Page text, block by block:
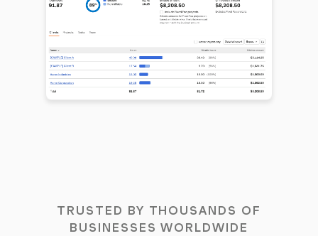
TRUSTED BY THOUSANDS OF
BUSINESSES WORLDWIDE